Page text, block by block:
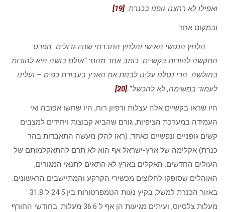
ואפילו לא רחצנו גופנו בכנרת.[19]
ובמקום אחר:
הלחץ הנפשי האישי והלחץ החברתי שהיו גדולים. הפרט
התקשה להודות בקשיים. כותב אחד מהם: “אולם בושה היא להודות
בחולשה. הרי נטלנו עלינו לבנות את הארץ בעבודת כפים – ועלינו
לעמוד במשימה, לא להכשל“.
[20]
היו שראו בקשיים אלה עצלות ורפיון רוח, היו שחשו אכזבה ואי
העמידה במערכת הציפיות, גורם שהביא קבוצות ויחידים למצבים
קשים גופניים ונפשיים כאחד. (ראו להלן מעשה התאבדות בהר
כנרת) אקלימה של ארץ-ישראל אף הוא לא תרם להתאקלמותם של
העולים החדשים. האקלים בארץ לא התאים לתנאי המגורים,
האוהלים שסופקו לחלוצים מכשירי הקרקע והמתיישבים הראשונים.
באזור הכנרת למשל, בקיץ נעות הטמפרטורות בין 24.5 ל 31.8
מעלות צלסיוס, ועיתים מגיעות הן אף ל 36.6 מעלות. בחודשי החורף